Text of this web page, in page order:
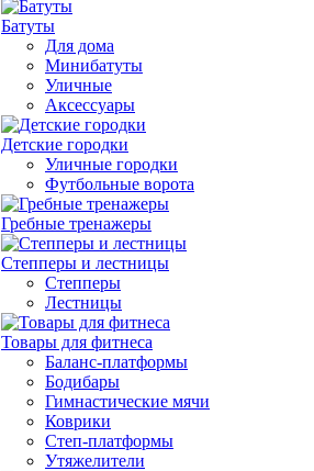
Батуты
Для дома
Минибатуты
Уличные
Аксессуары
Детские городки
Уличные городки
Футбольные ворота
Гребные тренажеры
Степперы и лестницы
Степперы
Лестницы
Товары для фитнеса
Баланс-платформы
Бодибары
Гимнастические мячи
Коврики
Степ-платформы
Утяжелители